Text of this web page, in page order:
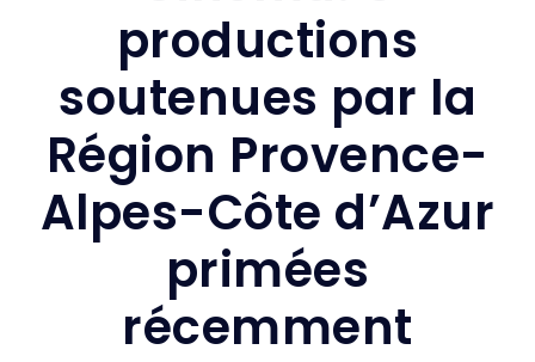
productions
soutenues par la
Région Provence-
Alpes-Côte d’Azur
primées
récemment